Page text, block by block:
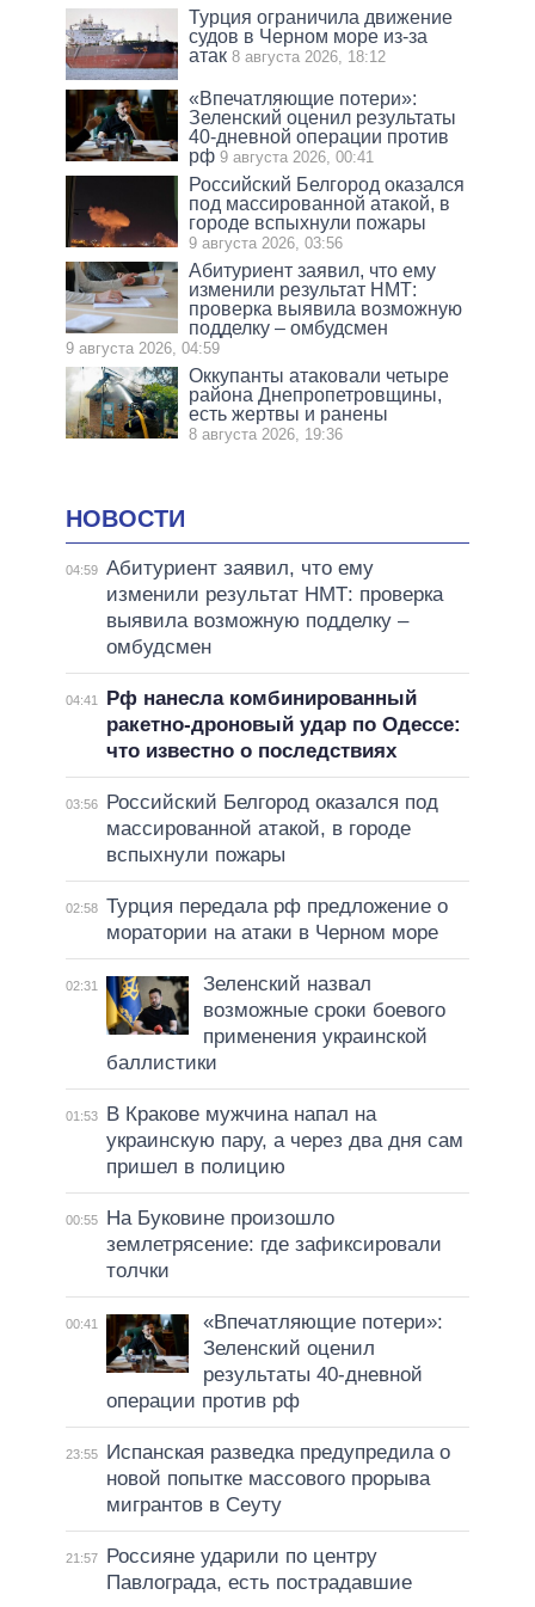
Турция ограничила движение
судов в Черном море из-за
атак 8 августа 2026, 18:12
«Впечатляющие потери»:
Зеленский оценил результаты
40-дневной операции против
рф 9 августа 2026, 00:41
Российский Белгород оказался
под массированной атакой, в
городе вспыхнули пожары
9 августа 2026, 03:56
Абитуриент заявил, что ему
изменили результат НМТ:
проверка выявила возможную
подделку – омбудсмен
9 августа 2026, 04:59
Оккупанты атаковали четыре
района Днепропетровщины,
есть жертвы и ранены
8 августа 2026, 19:36
НОВОСТИ
04:59 Абитуриент заявил, что ему
изменили результат НМТ: проверка
выявила возможную подделку –
омбудсмен
04:41
Рф нанесла комбинированный
ракетно-дроновый удар по Одессе:
что известно о последствиях
03:56
Российский Белгород оказался под
массированной атакой, в городе
вспыхнули пожары
02:58 Турция передала рф предложение о
моратории на атаки в Черном море
02:31
Зеленский назвал
возможные сроки боевого
применения украинской
баллистики
01:53
В Кракове мужчина напал на
украинскую пару, а через два дня сам
пришел в полицию
00:55
На Буковине произошло
землетрясение: где зафиксировали
толчки
00:41
«Впечатляющие потери»:
Зеленский оценил
результаты 40-дневной
операции против рф
23:55
Испанская разведка предупредила о
новой попытке массового прорыва
мигрантов в Сеуту
21:57
Россияне ударили по центру
Павлограда, есть пострадавшие